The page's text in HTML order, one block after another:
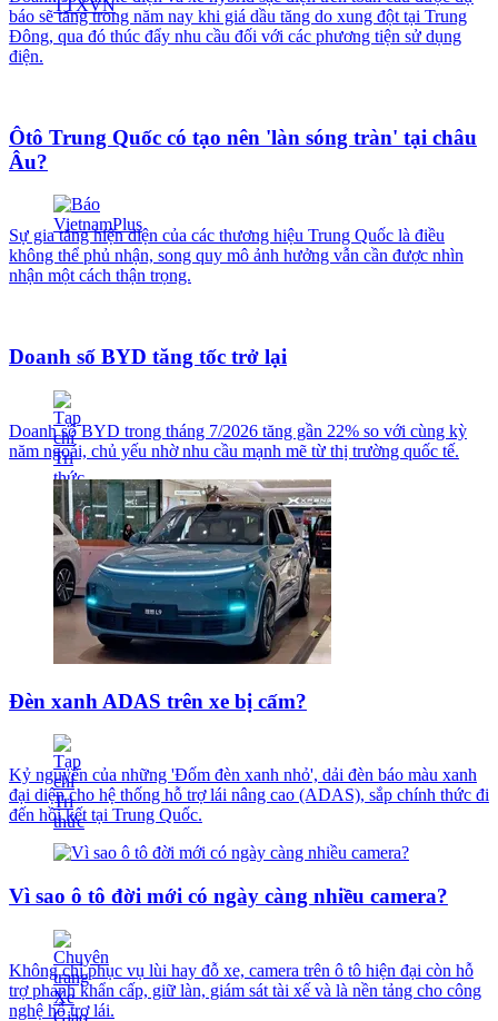
báo sẽ tăng trong năm nay khi giá dầu tăng do xung đột tại Trung
Đông, qua đó thúc đẩy nhu cầu đối với các phương tiện sử dụng
điện.
Ôtô Trung Quốc có tạo nên 'làn sóng tràn' tại châu
Âu?
Sự gia tăng hiện diện của các thương hiệu Trung Quốc là điều
không thể phủ nhận, song quy mô ảnh hưởng vẫn cần được nhìn
nhận một cách thận trọng.
Doanh số BYD tăng tốc trở lại
Doanh số BYD trong tháng 7/2026 tăng gần 22% so với cùng kỳ
năm ngoái, chủ yếu nhờ nhu cầu mạnh mẽ từ thị trường quốc tế.
Đèn xanh ADAS trên xe bị cấm?
Kỷ nguyên của những 'Đốm đèn xanh nhỏ', dải đèn báo màu xanh
đại diện cho hệ thống hỗ trợ lái nâng cao (ADAS), sắp chính thức đi
đến hồi kết tại Trung Quốc.
Vì sao ô tô đời mới có ngày càng nhiều camera?
Không chỉ phục vụ lùi hay đỗ xe, camera trên ô tô hiện đại còn hỗ
trợ phanh khẩn cấp, giữ làn, giám sát tài xế và là nền tảng cho công
nghệ hỗ trợ lái.